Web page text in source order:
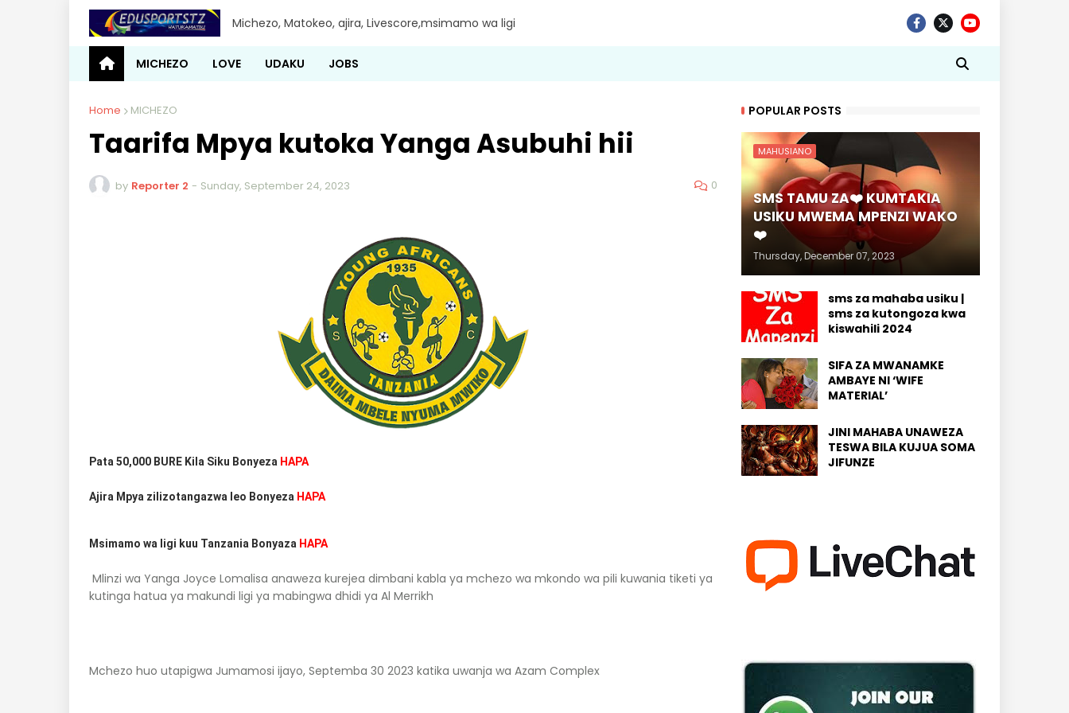
Michezo, Matokeo, ajira, Livescore,msimamo wa ligi
MICHEZO LOVE UDAKU JOBS
Home MICHEZO
Taarifa Mpya kutoka Yanga Asubuhi hii
by Reporter 2 - Sunday, September 24, 2023 0
Pata 50,000 BURE Kila Siku Bonyeza HAPA
Ajira Mpya zilizotangazwa leo Bonyeza HAPA
Msimamo wa ligi kuu Tanzania Bonyaza HAPA
Mlinzi wa Yanga Joyce Lomalisa anaweza kurejea dimbani kabla ya mchezo wa mkondo wa pili kuwania tiketi ya
kutinga hatua ya makundi ligi ya mabingwa dhidi ya Al Merrikh
Mchezo huo utapigwa Jumamosi ijayo, Septemba 30 2023 katika uwanja wa Azam Complex
POPULAR POSTS
MAHUSIANO
SMS TAMU ZA❤️ KUMTAKIA
USIKU MWEMA MPENZI WAKO
❤️
Thursday, December 07, 2023
sms za mahaba usiku |
sms za kutongoza kwa
kiswahili 2024
SIFA ZA MWANAMKE
AMBAYE NI ‘WIFE
MATERIAL’
JINI MAHABA UNAWEZA
TESWA BILA KUJUA SOMA
JIFUNZE